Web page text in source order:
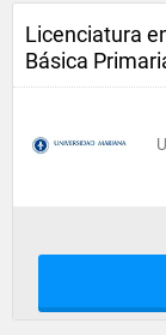
Licenciatura
Básica